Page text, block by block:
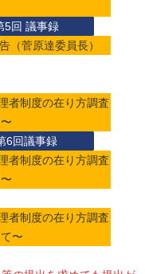
5回 議事録
（菅原達委員長）
者制度の在り方調査
6回議事録
者制度の在り方調査
者制度の在り方調査
〜